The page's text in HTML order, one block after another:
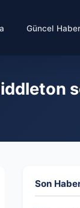
Güncel
Son